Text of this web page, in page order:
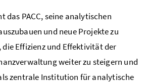
das PACC, seine analytischen
und neue Projekte zu
die Effizienz und Effektivität der
weiter zu steigern und
zentrale Institution für analytische